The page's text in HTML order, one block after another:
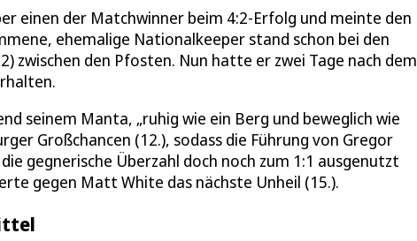
einen der Matchwinner beim 4:2-Erfolg und meinte den
ehemalige Nationalkeeper stand schon bei den
zwischen den Pfosten. Nun hatte er zwei Tage nach dem
seinem Manta, „ruhig wie ein Berg und beweglich wie
Großchancen (12.), sodass die Führung von Gregor
gegnerische Überzahl doch noch zum 1:1 ausgenutzt
gegen Matt White das nächste Unheil (15.).